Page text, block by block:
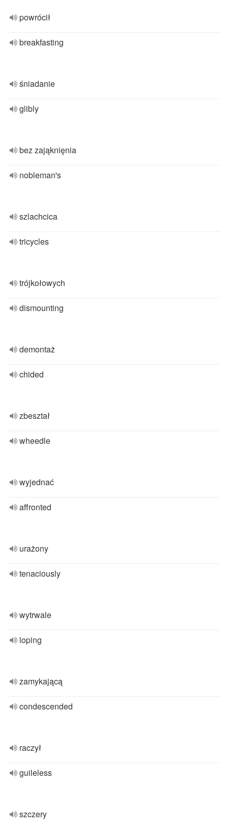
powrócił
breakfasting
śniadanie
glibly
bez zająknięnia
nobleman's
szlachcica
tricycles
trójkołowych
dismounting
demontaż
chided
zbeształ
wheedle
wyjednać
affronted
urażony
tenaciously
wytrwale
loping
zamykającą
condescended
raczył
guileless
szczery